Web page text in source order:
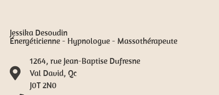
Jessika Desoudin
Énergéticienne - Hypnologue - Massothérapeute
1264, rue Jean-Baptise Dufresne
Val David, Qc
J0T 2N0